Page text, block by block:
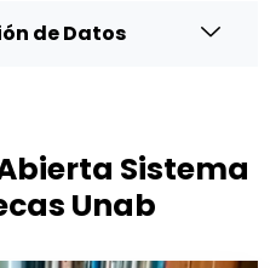
de Datos
Sistema
Unab